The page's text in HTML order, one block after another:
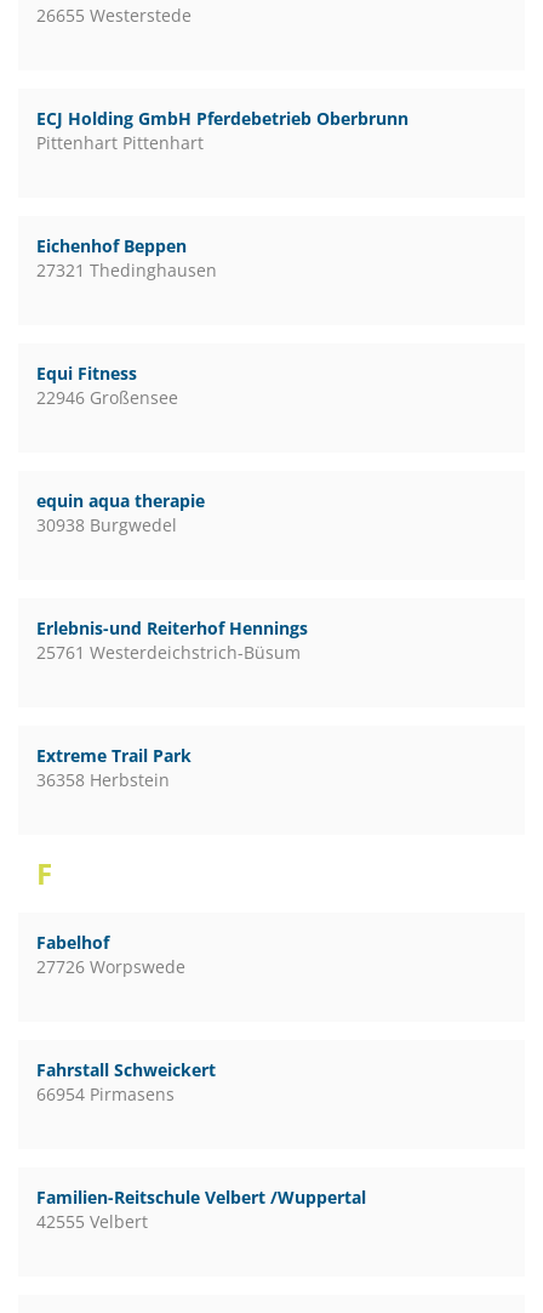
26655 Westerstede
ECJ Holding GmbH Pferdebetrieb Oberbrunn
Pittenhart Pittenhart
Eichenhof Beppen
27321 Thedinghausen
Equi Fitness
22946 Großensee
equin aqua therapie
30938 Burgwedel
Erlebnis-und Reiterhof Hennings
25761 Westerdeichstrich-Büsum
Extreme Trail Park
36358 Herbstein
F
Fabelhof
27726 Worpswede
Fahrstall Schweickert
66954 Pirmasens
Familien-Reitschule Velbert /Wuppertal
42555 Velbert